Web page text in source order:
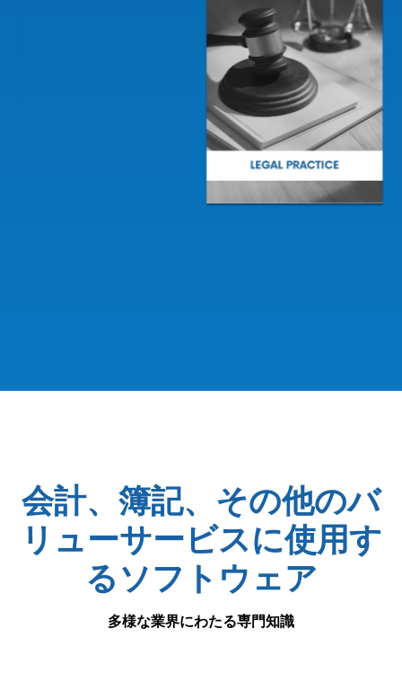
会計、簿記、その他のバ
リューサービスに使用す
るソフトウェア
多様な業界にわたる専門知識